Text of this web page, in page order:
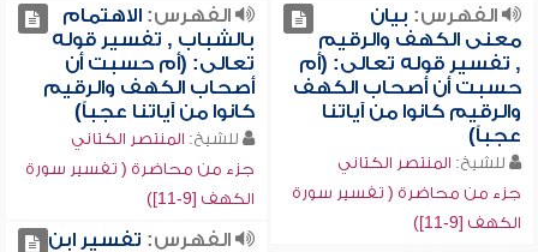
الفهرس: بيان
معنى الكهف والرقيم
, تفسير قوله تعالى: (أم
حسبت أن أصحاب الكهف
والرقيم كانوا من آياتنا
عجباً)
للشيخ: المنتصر الكتاني
جزء من محاضرة ( تفسير سورة
الكهف [9-11])
الفهرس:الاهتمام
بالشباب , تفسير قوله
تعالى: (أم حسبت أن
أصحاب الكهف والرقيم
كانوا من آياتنا عجباً)
للشيخ: المنتصر الكتاني
جزء من محاضرة ( تفسير سورة
الكهف [9-11])
الفهرس: تفسير ابن